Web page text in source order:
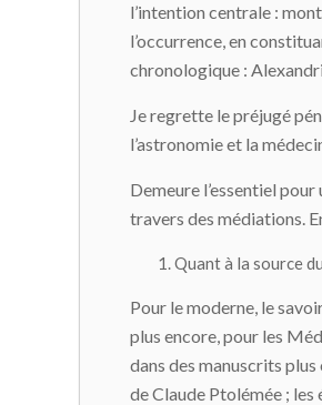
l’intention centrale :
l’occurrence, en
chronologique :
Je regrette le préjugé
l’astronomie et la
Demeure l’essentiel
travers des médiations.
Quant à la source
Pour le moderne, le
plus encore, pour les
dans des manuscrits
de Claude Ptolémée ;